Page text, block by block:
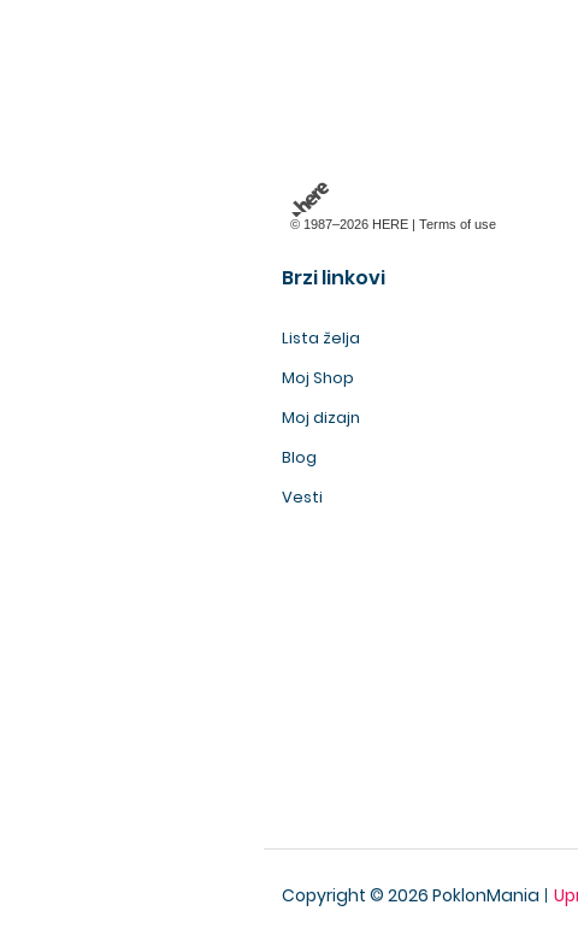
© 1987–2026 HERE | Terms of use
Brzi linkovi
Lista želja
Moj Shop
Moj dizajn
Blog
Vesti
Copyright © 2026 PoklonMania